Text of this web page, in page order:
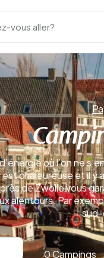
vous aller?
où l’on ne
chaleureuse et il
de Zwolle vous
Par
sud-
0 Campings